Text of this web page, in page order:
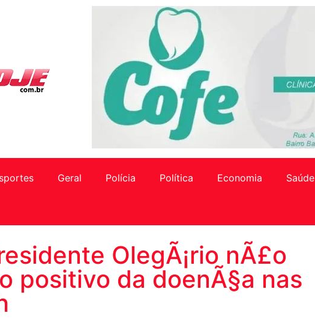
Geral Polícia Política Economia Saúde
OlegÃ¡rio nÃ£o
positivo da doenÃ§a nas